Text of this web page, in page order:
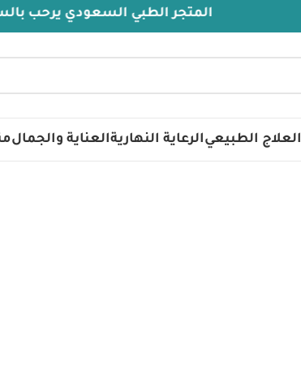
المتجر الطبي السعودي يرحب بالساده
العلاج الطبيعيالرعاية النهاريةالعناية والجمال